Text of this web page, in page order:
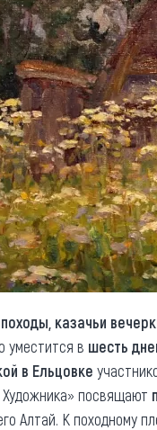
походы, казачьи
уместится в шесть
в Ельцовке
Художника» посвящают
Алтай. К походному